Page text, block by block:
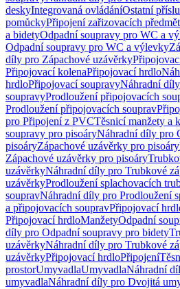
deskyIntegrovaná ovládáníOstatní
pomůckyPřipojení zařizovacích
a bidetyOdpadní soupravy pro WC a
Odpadní soupravy pro WC a výlevky
díly pro Zápachové uzávěrky
Připojovací kolenaPřipojovací hrdlo
hrdloPřipojovací soupravyNáhradní
soupravyProdloužení připojovacích
Prodloužení připojovacích souprav
pro Připojení z PVCTěsnicí manžety a
soupravy pro pisoáryNáhradní díly pro
pisoáryZápachové uzávěrky pro pisoáry
Zápachové uzávěrky pro pisoáry
uzávěrkyNáhradní díly pro Trubkové
uzávěrkyProdloužení splachovacích
soupravNáhradní díly pro Prodloužení
a připojovacích soupravPřipojovací
Připojovací hrdloManžetyOdpadní
díly pro Odpadní soupravy pro bidety
uzávěrkyNáhradní díly pro Trubkové
uzávěrkyPřipojovací hrdloPřipojení
prostorUmyvadlaUmyvadlaNáhradní
umyvadlaNáhradní díly pro Dvojitá